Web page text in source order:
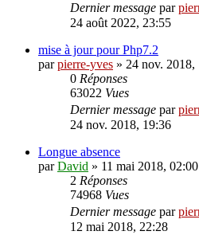
Dernier message par
24 août 2022, 23:55
mise à jour pour Php7.2
parpierre-yves » 24 nov. 2018,
0 Réponses
63022 Vues
Dernier message par
24 nov. 2018, 19:36
Longue absence
parDavid » 11 mai 2018, 02:00
2 Réponses
74968 Vues
Dernier message par
12 mai 2018, 22:28